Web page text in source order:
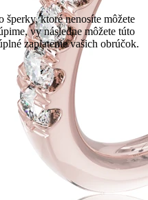
šperky, ktoré nenosíte môžete
vy následne môžete túto
zaplatenie vašich obrúčok.